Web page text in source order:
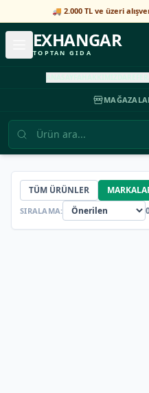
🚚 2.000 TL ve üzeri
EXHANGAR
TOPTAN GIDA
ANASAYFAHAKKIMIZDA
TÜM ÜRÜNLER
SIRALAMA: